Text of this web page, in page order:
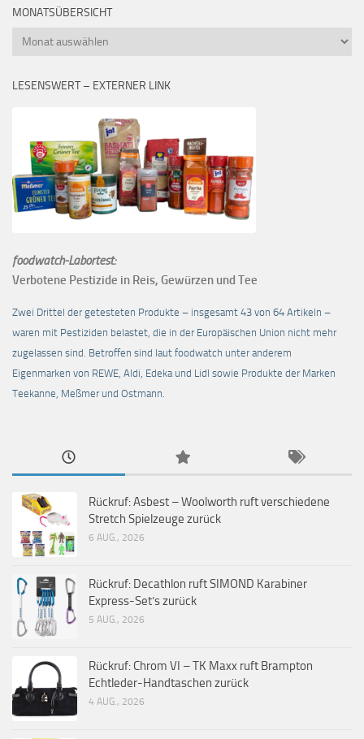
MONATSÜBERSICHT
Monatsübersicht
LESENSWERT – EXTERNER LINK
foodwatch-Labortest:
Verbotene Pestizide in Reis, Gewürzen und Tee
Zwei Drittel der getesteten Produkte – insgesamt 43 von 64 Artikeln –
waren mit Pestiziden belastet, die in der Europäischen Union nicht mehr
zugelassen sind. Betroffen sind laut foodwatch unter anderem
Eigenmarken von REWE, Aldi, Edeka und Lidl sowie Produkte der Marken
Teekanne, Meßmer und Ostmann.
Rückruf: Asbest – Woolworth ruft verschiedene
Stretch Spielzeuge zurück
6 AUG., 2026
Rückruf: Decathlon ruft SIMOND Karabiner
Express-Set’s zurück
5 AUG., 2026
Rückruf: Chrom VI – TK Maxx ruft Brampton
Echtleder-Handtaschen zurück
4 AUG., 2026